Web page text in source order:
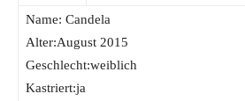
Name: Candela
Alter:August 2015
Geschlecht:weiblich
Kastriert:ja